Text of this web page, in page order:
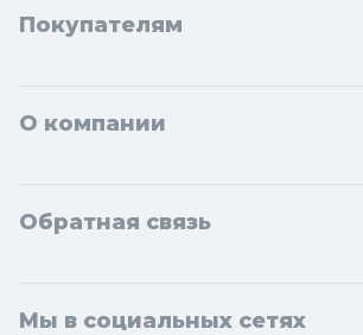
Покупателям
О компании
Обратная связь
Мы в социальных сетях